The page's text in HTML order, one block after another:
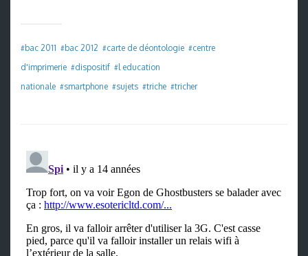
#bac 2011 #bac 2012 #carte de déontologie #centre
d'imprimerie #dispositif #l education
nationale #smartphone #sujets #triche #tricher